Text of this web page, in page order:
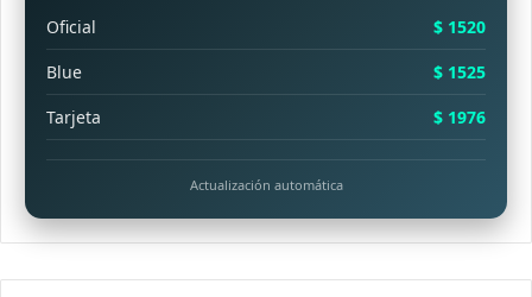
Oficial
$ 1520
Blue
$ 1525
Tarjeta
$ 1976
Actualización automática